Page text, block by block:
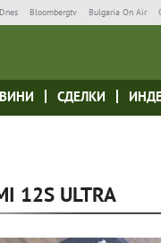
Dnes Bloombergtv Bulgaria On Air
СДЕЛКИ
12S ULTRA